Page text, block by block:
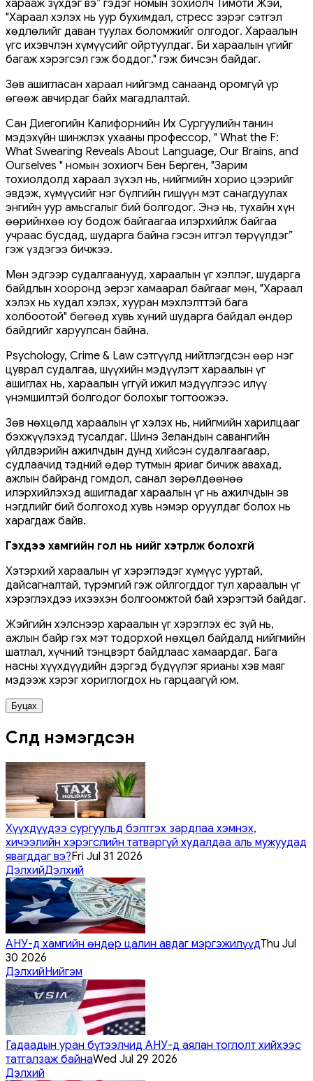
харааж зүхдэг вэ” гэдэг номын зохиолч Тимоти Жэй,
"Хараал хэлэх нь уур бухимдал, стресс зэрэг сэтгэл
хөдлөлийг даван туулах боломжийг олгодог. Хараалын
үгс ихэвчлэн хүмүүсийг ойртуулдаг. Би хараалын үгийг
багаж хэрэгсэл гэж боддог." гэж бичсэн байдаг.
Зөв ашигласан хараал нийгэмд санаанд оромгүй үр
өгөөж авчирдаг байх магадлалтай.
Сан Диегогийн Калифорнийн Их Сургуулийн танин
мэдэхүйн шинжлэх ухааны профессор, " What the F:
What Swearing Reveals About Language, Our Brains, and
Ourselves " номын зохиогч Бен Берген, "Зарим
тохиолдолд хараал зүхэл нь, нийгмийн хорио цээрийг
эвдэж, хүмүүсийг нэг бүлгийн гишүүн мэт санагдуулах
энгийн уур амьсгалыг бий болгодог. Энэ нь, тухайн хүн
өөрийнхөө юу бодож байгаагаа илэрхийлж байгаа
учраас бусдад, шударга байна гэсэн итгэл төрүүлдэг”
гэж үздэгээ бичжээ.
Мөн эдгээр судалгаанууд, хараалын үг хэллэг, шударга
байдлын хооронд эерэг хамаарал байгааг мөн, "Хараал
хэлэх нь худал хэлэх, хууран мэхлэлттэй бага
холбоотой" бөгөөд хувь хүний ​​шударга байдал өндөр
байдгийг харуулсан байна.
Psychology, Crime & Law сэтгүүлд нийтлэгдсэн өөр нэг
цуврал судалгаа, шүүхийн мэдүүлэгт хараалын үг
ашиглах нь, хараалын үггүй ижил мэдүүлгээс илүү
үнэмшилтэй болгодог болохыг тогтоожээ.
Зөв нөхцөлд хараалын үг хэлэх нь, нийгмийн харилцааг
бэхжүүлэхэд тусалдаг. Шинэ Зеландын савангийн
үйлдвэрийн ажилчдын дунд хийсэн судалгаагаар,
судлаачид тэдний өдөр тутмын яриаг бичиж авахад,
ажлын байранд гомдол, санал зөрөлдөөнөө
илэрхийлэхэд ашигладаг хараалын үг нь ажилчдын эв
нэгдлийг бий болгоход хувь нэмэр оруулдаг болох нь
харагдаж байв.
Гэхдээ хамгийн гол нь үүнийг хэтрүүлж болохгүй
Хэтэрхий хараалын үг хэрэглэдэг хүмүүс ууртай,
дайсагналтай, түрэмгий гэж ойлгогддог тул хараалын үг
хэрэглэхдээ ихээхэн болгоомжтой бай хэрэгтэй байдаг.
Жэйгийн хэлснээр хараалын үг хэрэглэх ёс зүй нь,
ажлын байр гэх мэт тодорхой нөхцөл байдалд нийгмийн
шатлал, хүчний тэнцвэрт байдлаас хамаардаг. Бага
насны хүүхдүүдийн дэргэд бүдүүлэг ярианы хэв маяг
мэдээж хэрэг хориглогдох нь гарцаагүй юм.
Буцах
Сүүлд нэмэгдсэн
Хүүхдүүдээ сургуульд бэлтгэх зардлаа хэмнэх,
хичээлийн хэрэгслийн татваргүй худалдаа аль мужуудад
явагддаг вэ?Fri Jul 31 2026
ДэлхийДэлхий
АНУ-д хамгийн өндөр цалин авдаг мэргэжилүүдThu Jul
30 2026
ДэлхийНийгэм
Гадаадын уран бүтээлчид АНУ-д аялан тоглолт хийхээс
татгалзаж байнаWed Jul 29 2026
Дэлхий